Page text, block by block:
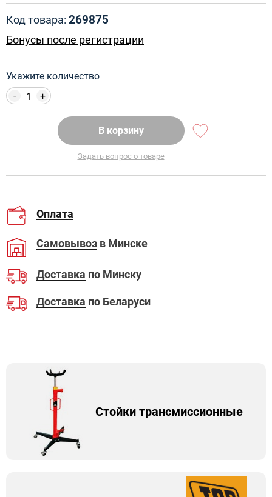
Код товара: 269875
Бонусы после регистрации
Укажите количество
+
-
В корзину
Задать вопрос о товаре
Оплата
Самовывоз в Минске
Доставка по Минску
Доставка по Беларуси
Стойки трансмиссионные